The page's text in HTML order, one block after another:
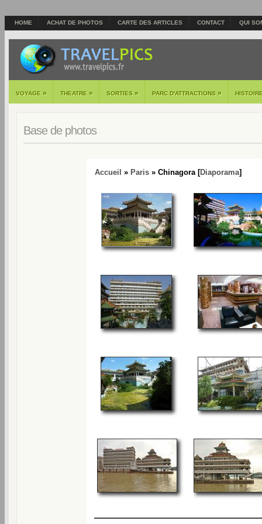
HOME ACHAT DE PHOTOS CARTE DES ARTICLES CONTACT QUI
VOYAGE » THEATRE » SORTIES » PARC D'ATTRACTIONS »
Base de photos
Accueil » Paris» Chinagora [Diaporama]